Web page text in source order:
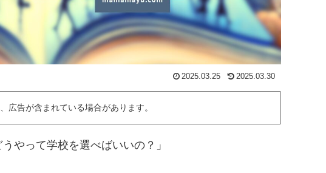
2025.03.25 2025.03.30
広告が含まれている場合があります。
やって学校を選べばいいの？」